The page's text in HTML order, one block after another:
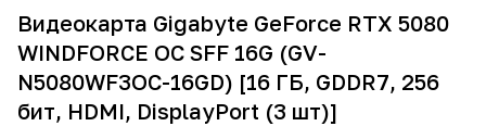
Видеокарта Gigabyte GeForce RTX 5080
WINDFORCE OC SFF 16G (GV-
N5080WF3OC-16GD) [16 ГБ, GDDR7, 256
бит, HDMI, DisplayPort (3 шт)]